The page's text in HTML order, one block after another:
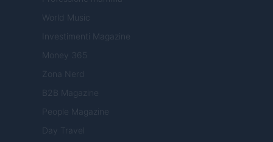
World Music
Investimenti Magazine
Money 365
Zona Nerd
B2B Magazine
People Magazine
Day Travel